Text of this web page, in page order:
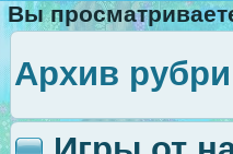
Вы
Архив